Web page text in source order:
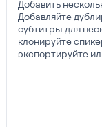
Добавить
Добавляйте
субтитры для
клонируйте
экспортируйте